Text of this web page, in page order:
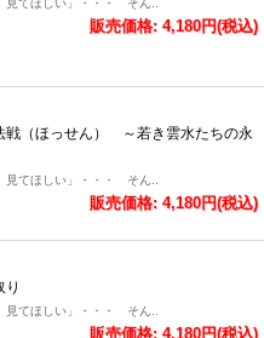
見てほしい」・・・ そん..
販売価格: 4,180円(税込)
戦（ほっせん） ～若き雲水たちの永
見てほしい」・・・ そん..
販売価格: 4,180円(税込)
り
見てほしい」・・・ そん..
販売価格: 4,180円(税込)